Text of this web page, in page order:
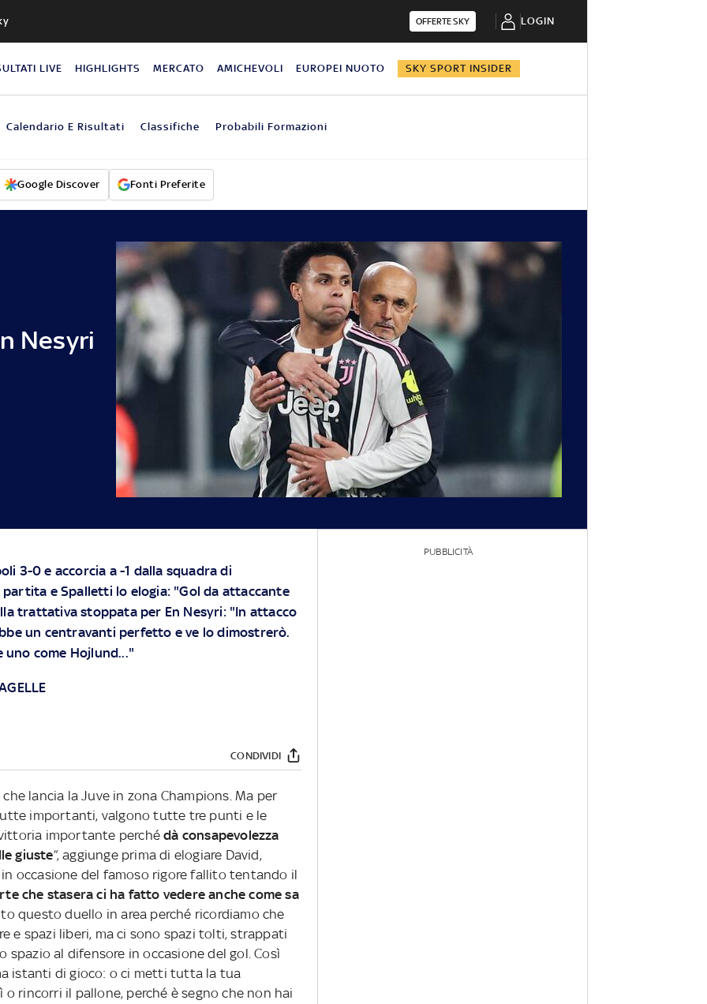
OFFERTE SKY LOGIN
LIVE HIGHLIGHTS MERCATO AMICHEVOLI EUROPEI NUOTO SKY SPORT INSIDER
Calendario E Risultati Classifiche Probabili Formazioni
Google Discover Fonti Preferite
Nesyri
3-0 e accorcia a -1 dalla squadra di
partita e Spalletti lo elogia: "Gol da attaccante
trattativa stoppata per En Nesyri: "In attacco
un centravanti perfetto e ve lo dimostrerò.
come Hojlund..."
CONDIVIDI
lancia la Juve in zona Champions. Ma per
importanti, valgono tutte tre punti e le
importante perchédà consapevolezza
giuste”, aggiunge prima di elogiare David,
occasione del famoso rigore fallito tentando il
che stasera ci ha fatto vedere anche come sa
questo duello in area perché ricordiamo che
e spazi liberi, ma ci sono spazi tolti, strappati
spazio al difensore in occasione del gol. Così
istanti di gioco: o ci metti tutta la tua
rincorri il pallone, perché è segno che non hai
PUBBLICITÀ